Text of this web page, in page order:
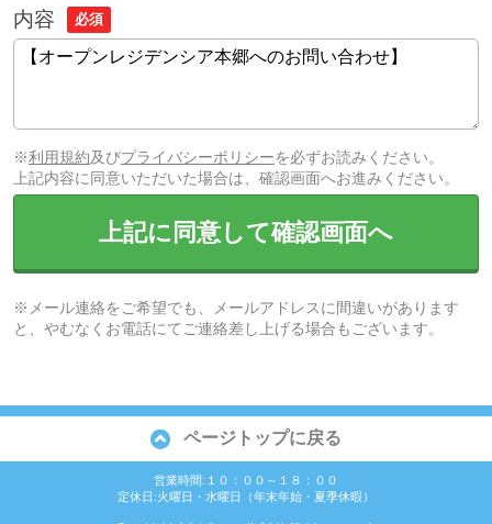
内容 必須
※利用規約及びプライバシーポリシーを必ずお読みください。
上記内容に同意いただいた場合は、確認画面へお進みください。
上記に同意して確認画面へ
※メール連絡をご希望でも、メールアドレスに間違いがあります
と、やむなくお電話にてご連絡差し上げる場合もございます。
ページトップに戻る
営業時間:１０：００～１８：００
定休日:火曜日・水曜日（年末年始・夏季休暇）